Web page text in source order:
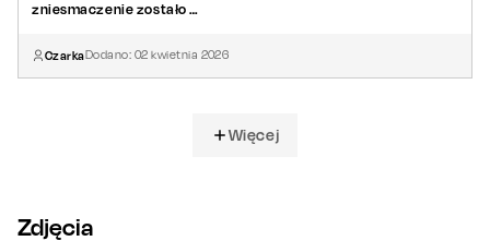
zniesmaczenie zostało …
CzarkaDodano: 02 kwietnia 2026
Więcej
Zdjęcia